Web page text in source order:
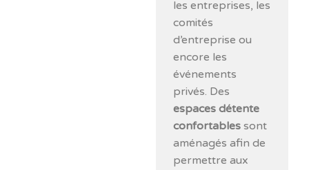
les entreprises, les
comités
d’entreprise ou
encore les
événements
privés. Des
espaces détente
confortables sont
aménagés afin de
permettre aux